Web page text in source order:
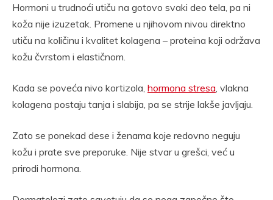
Hormoni u trudnoći utiču na gotovo svaki deo tela, pa ni
koža nije izuzetak. Promene u njihovom nivou direktno
utiču na količinu i kvalitet kolagena – proteina koji održava
kožu čvrstom i elastičnom.
Kada se poveća nivo kortizola, hormona stresa , vlakna
kolagena postaju tanja i slabija, pa se strije lakše javljaju.
Zato se ponekad dese i ženama koje redovno neguju
kožu i prate sve preporuke. Nije stvar u grešci, već u
prirodi hormona.